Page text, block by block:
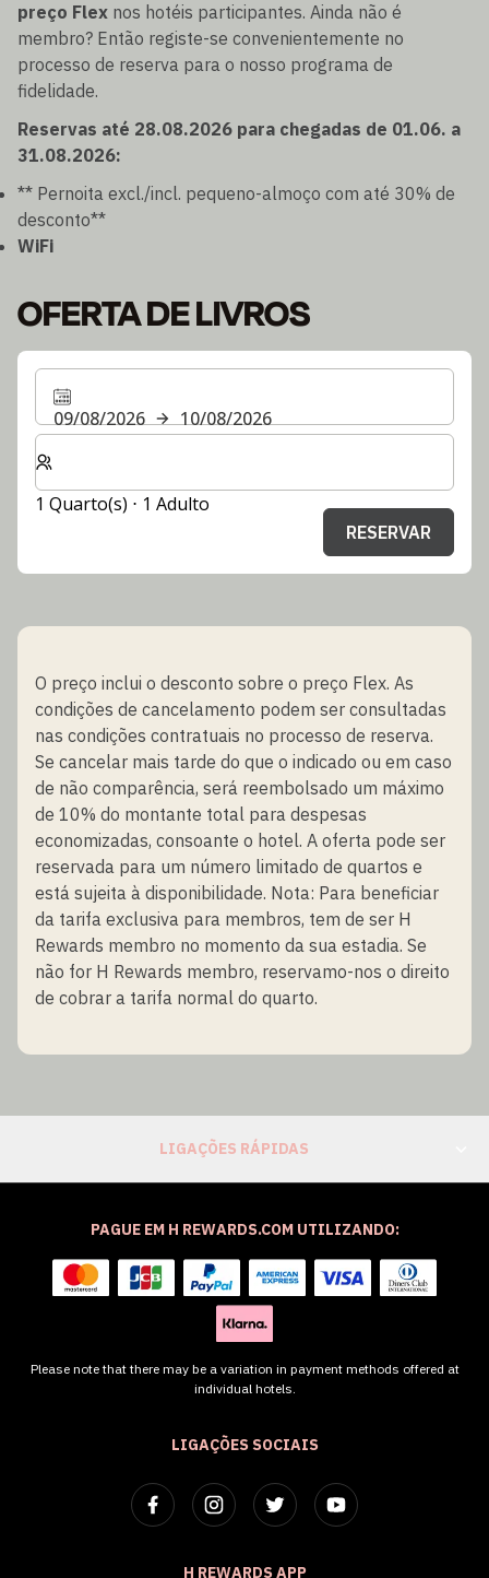
preço Flex nos hotéis participantes. Ainda não é
membro? Então registe-se convenientemente no
processo de reserva para o nosso programa de
fidelidade.
Reservas até 28.08.2026 para chegadas de 01.06. a
31.08.2026:
** Pernoita excl./incl. pequeno-almoço com até 30% de
desconto**
WiFi
OFERTA DE LIVROS
09/08/2026
10/08/2026
Selecionar o número de quartos e de hóspedes para a
1 Quarto(s) ⋅ 1 Adulto
RESERVAR
O preço inclui o desconto sobre o preço Flex. As
condições de cancelamento podem ser consultadas
nas condições contratuais no processo de reserva.
Se cancelar mais tarde do que o indicado ou em caso
de não comparência, será reembolsado um máximo
de 10% do montante total para despesas
economizadas, consoante o hotel. A oferta pode ser
reservada para um número limitado de quartos e
está sujeita à disponibilidade. Nota: Para beneficiar
da tarifa exclusiva para membros, tem de ser H
Rewards membro no momento da sua estadia. Se
não for H Rewards membro, reservamo-nos o direito
de cobrar a tarifa normal do quarto.
LIGAÇÕES RÁPIDAS
LIGAÇÕES SOCIAIS
H REWARDS APP
PAGUE EM H REWARDS.COM UTILIZANDO:
Please note that there may be a variation in payment methods offered at
individual hotels.